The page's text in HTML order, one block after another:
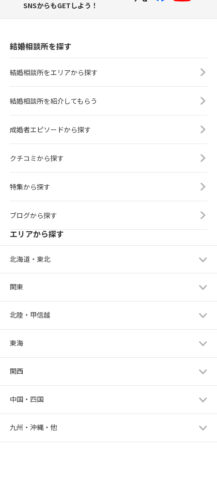
SNSからもGETしよう！
結婚相談所を探す
結婚相談所をエリアから探す
結婚相談所を紹介してもらう
成婚者エピソードから探す
クチコミから探す
特集から探す
ブログから探す
エリアから探す
北海道・東北
関東
北陸・甲信越
東海
関西
中国・四国
九州・沖縄・他